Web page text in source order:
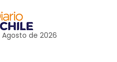
Agosto de 2026